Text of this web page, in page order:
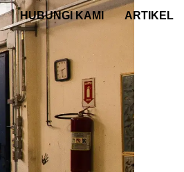
HUBUNGI KAMI ARTIKEL